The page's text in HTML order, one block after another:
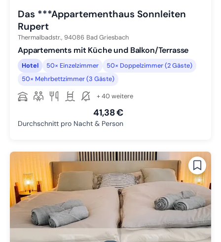
Das ***Appartementhaus Sonnleiten
Rupert
Thermalbadstr., 94086 Bad Griesbach
Appartements mit Küche und Balkon/Terrasse
Hotel 50× Einzelzimmer
50× Doppelzimmer (2 Gäste)
50× Mehrbettzimmer (3 Gäste)
+ 40 weitere
41,38 €
Durchschnitt pro Nacht & Person